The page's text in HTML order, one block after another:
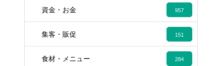
資金・お金 957
集客・販促 151
食材・メニュー 284